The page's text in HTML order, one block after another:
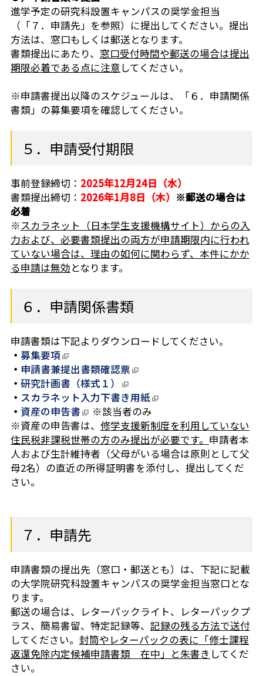
進学予定の研究科設置キャンパスの奨学金担当
（「７．申請先」を参照）に提出してください。提出
方法は、窓口もしくは郵送となります。
書類提出にあたり、 窓口受付時間や郵送の場合は提出
期限必着である点に注意 してください。
※申請書提出以降のスケジュールは、「６．申請関係
書類」の募集要項を確認してください。
５．申請受付期限
事前登録締切： 2025年12月24日（水）
書類提出締切： 2026年1月8日（木） ※郵送の場合は
必着
※スカラネット（日本学生支援機構サイト）からの入
力および、必要書類提出の両方が申請期限内に行われ
ていない場合は、理由の如何に関わらず、本件にかか
る申請は無効となります。
６．申請関係書類
申請書類は下記よりダウンロードしてください。
・ 募集要項
・ 申請書兼提出書類確認票
・ 研究計画書（様式１）
・ スカラネット入力下書き用紙
・ 資産の申告書
※該当者のみ
※資産の申告書は、 修学支援新制度を利用していない
住民税非課税世帯の方のみ提出が必要です。 申請者本
人および生計維持者（父母がいる場合は原則として父
母2名）の直近の所得証明書を添付し、提出してくだ
さい。
７．申請先
申請書類の提出先（窓口・郵送とも）は、下記に記載
の大学院研究科設置キャンパスの奨学金担当窓口とな
ります。
郵送の場合は、レターパックライト、レターパックプ
ラス、簡易書留、特定記録等、 記録の残る方法で送付
してください。 封筒やレターパックの表に「修士課程
返還免除内定候補申請書類 在中」と朱書き してくだ
さい。